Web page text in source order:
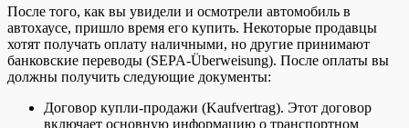
После того, как вы увидели и осмотрели автомобиль в
автохаусе, пришло время его купить. Некоторые продавцы
хотят получать оплату наличными, но другие принимают
банковские переводы (SEPA-Überweisung). После оплаты вы
должны получить следующие документы:
Договор купли-продажи (Kaufvertrag). Этот договор
включает основную информацию о транспортном